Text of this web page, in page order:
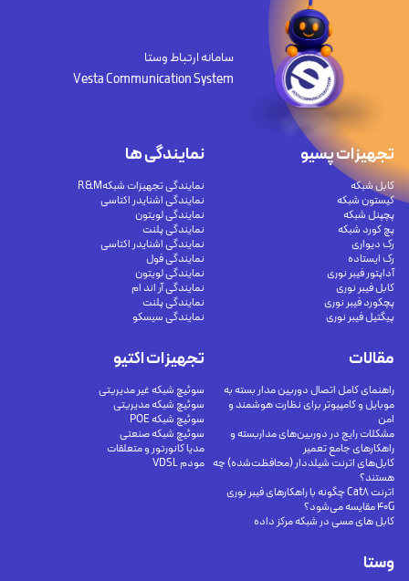
سامانه ارتباط وستا
Vesta Communication System
وستا
تجهیزات پسیو
کابل شبکه
کیستون شبکه
پچپنل شبکه
پچ کورد شبکه
رک دیواری
رک ایستاده
آداپتور فیبر نوری
کابل فیبر نوری
پچکورد فیبر نوری
پیگتیل فیبر نوری
تجهیزات اکتیو
سوئیچ شبکه غیر مدیریتی
سوئیچ شبکه مدیریتی
سوئیچ شبکه POE
سوئیچ شبکه صنعتی
مدیا کانورتور و متعلقات
مودم VDSL
نمایندگی ها
نمایندگی تجهیزات شبکهR&M
نمایندگی اشنایدر اکتاسی
نمایندگی لویتون
نمایندگی پلنت
نمایندگی اشنایدر اکتاسی
نمایندگی فول
نمایندگی لویتون
نمایندگی آر اند ام
نمایندگی پلنت
نمایندگی سیسکو
مقالات
راهنمای کامل اتصال دوربین مدار بسته به
موبایل و کامپیوتر برای نظارت هوشمند و
امن
مشکلات رایج در دوربین‌های مداربسته و
راهکارهای جامع تعمیر
کابل‌های اترنت شیلددار (محافظت‌شده) چه
هستند؟
اترنت Cat8 چگونه با راهکارهای فیبر نوری
40G مقایسه می‌شود؟
کابل های مسی در شبکه مرکز داده